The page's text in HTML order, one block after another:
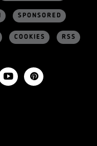
SPONSORED
COOKIES RSS